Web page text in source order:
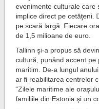
evenimente culturale care
implice direct pe cetăţeni.
pe scară largă. Fiecare
de 1,5 milioane de euro.
Tallinn şi-a propus să
cultură, punând accent
maritim. De-a lungul
ar fi reabilitarea centrelor
“Zilele maritime ale
familiile din Estonia şi un